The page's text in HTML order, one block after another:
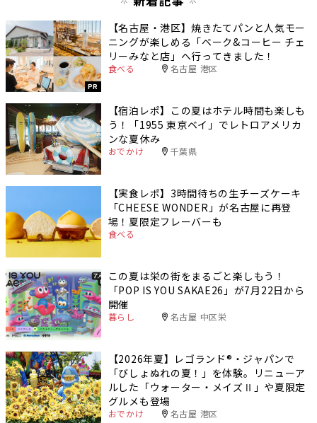
PR
【名古屋・港区】焼きたてパンと人気モー
ニングが楽しめる「ベーク&コーヒー チェ
リーみなと店」へ行ってきました！
食べる 名古屋 港区
【宿泊レポ】この夏はホテル時間も楽しも
う！「1955 東京ベイ」でレトロアメリカ
ンな夏休み
おでかけ 千葉県
【実食レポ】3時間待ちの生チーズケーキ
「CHEESE WONDER」が名古屋に再登
場！夏限定フレーバーも
食べる
この夏は栄の街をまるごと楽しもう！
「POP IS YOU SAKAE26」が7月22日から
開催
暮らし 名古屋 中区栄
【2026年夏】レゴランド®・ジャパンで
「びしょぬれの夏！」を体験。リニューア
ルした「ウォーター・メイズⅡ」や夏限定
グルメも登場
おでかけ 名古屋 港区